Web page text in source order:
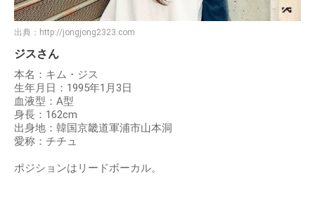
出典： http://jongjong2323.com
ジスさん
本名：キム・ジス
生年月日：1995年1月3日
血液型：A型
身長：162cm
出身地：韓国京畿道軍浦市山本洞
愛称：チチュ
ポジションはリードボーカル。